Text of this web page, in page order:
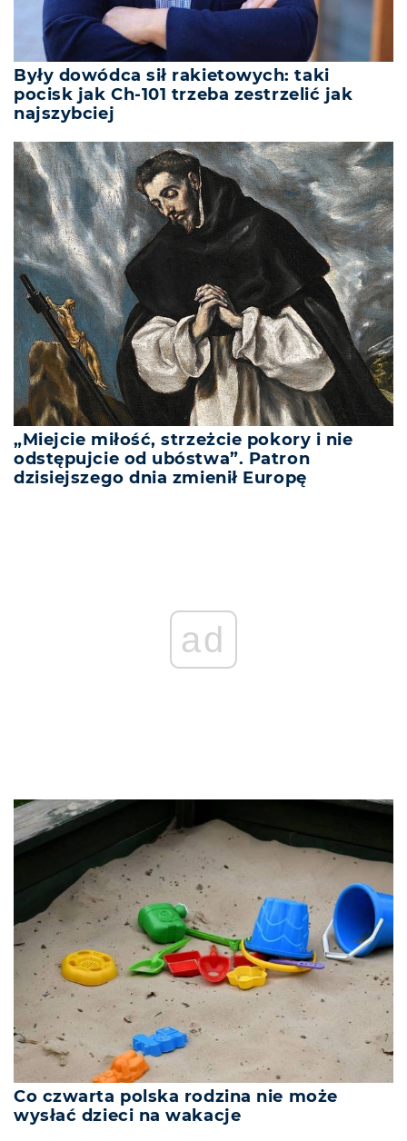
Były dowódca sił rakietowych: taki
pocisk jak Ch-101 trzeba zestrzelić jak
najszybciej
„Miejcie miłość, strzeżcie pokory i nie
odstępujcie od ubóstwa”. Patron
dzisiejszego dnia zmienił Europę
ad
Co czwarta polska rodzina nie może
wysłać dzieci na wakacje